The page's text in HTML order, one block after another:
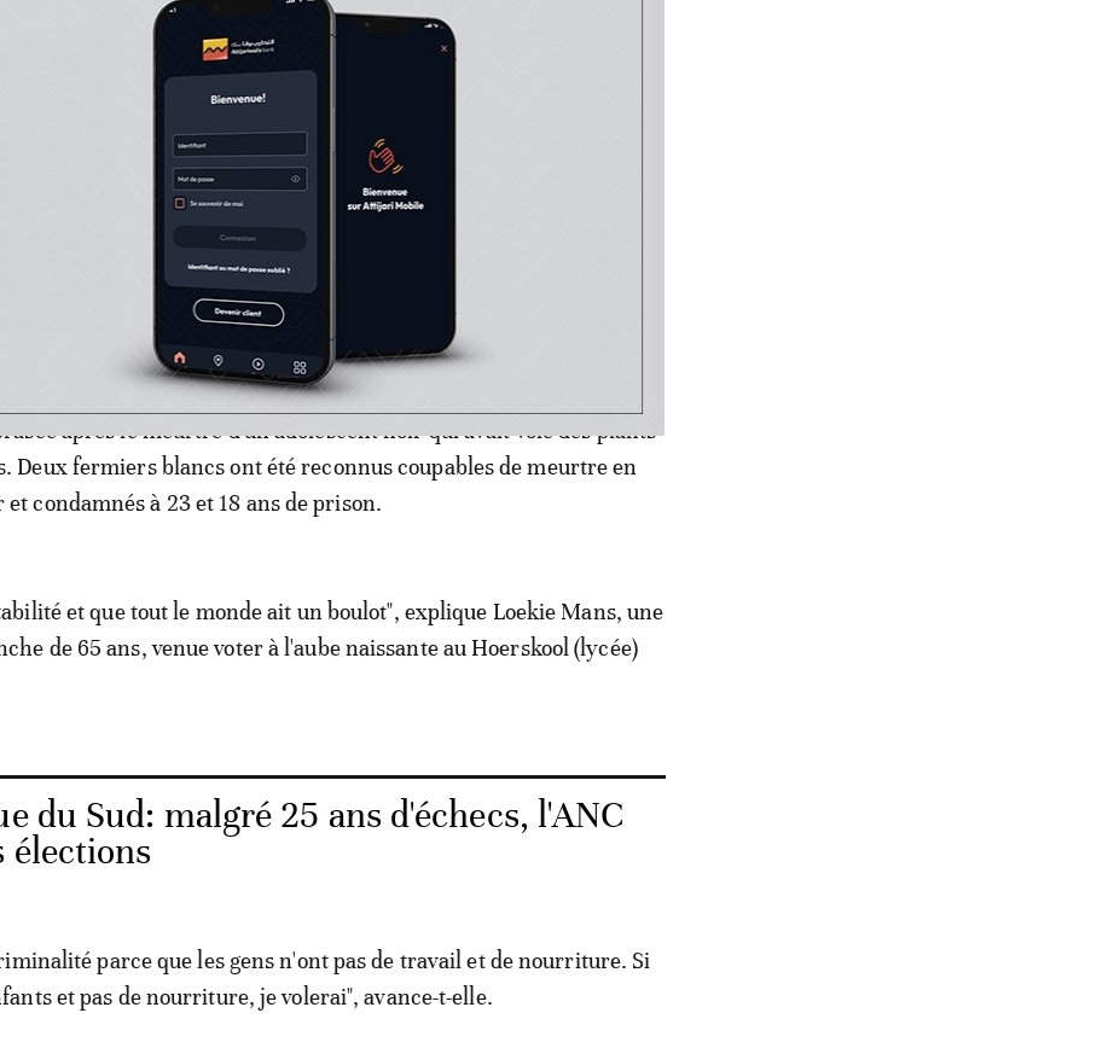
ville". Comme du temps de l'apartheid.
est devenue le symbole des tensions raciales ordinaires qui n'en
l'Afrique du Sud.
coincée entre d'immenses silos à grains et une voie de chemin de
après le meurtre d'un adolescent noir qui avait volé des plants
Deux fermiers blancs ont été reconnus coupables de meurtre en
condamnés à 23 et 18 ans de prison.
et que tout le monde ait un boulot", explique Loekie Mans, une
de 65 ans, venue voter à l'aube naissante au Hoerskool (lycée)
du Sud: malgré 25 ans d'échecs, l'ANC
élections
parce que les gens n'ont pas de travail et de nourriture. Si
et pas de nourriture, je volerai", avance-t-elle.